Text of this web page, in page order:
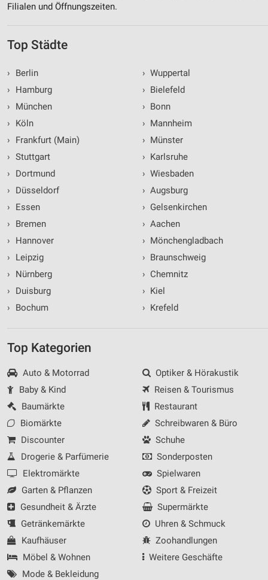
Filialen und Öffnungszeiten.
Top Städte
›
Berlin
›
Hamburg
›
München
›
Köln
›
Frankfurt (Main)
› Stuttgart
›
Dortmund
›
Düsseldorf
›
Essen
›
Bremen
›
Hannover
›
Leipzig
›
Nürnberg
›
Duisburg
›
Bochum
› Wuppertal
› Bielefeld
› Bonn
› Mannheim
› Münster
› Karlsruhe
› Wiesbaden
› Augsburg
› Gelsenkirchen
› Aachen
› Mönchengladbach
› Braunschweig
› Chemnitz
› Kiel
› Krefeld
Top Kategorien
Auto & Motorrad
Baby & Kind
Baumärkte
Biomärkte
Discounter
Drogerie & Parfümerie
Elektromärkte
Garten & Pflanzen
Gesundheit & Ärzte
Getränkemärkte
Kaufhäuser
Möbel & Wohnen
Mode & Bekleidung
Optiker & Hörakustik
Reisen & Tourismus
Restaurant
Schreibwaren & Büro
Schuhe
Sonderposten
Spielwaren
Sport & Freizeit
Supermärkte
Uhren & Schmuck
Zoohandlungen
Weitere Geschäfte